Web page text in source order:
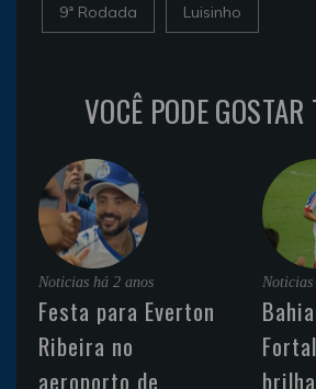
9ª Rodada Luisinho
VOCÊ PODE
Noticias há 2 anos
Festa para Everton
Ribeira no
aeroporto de
Noticias